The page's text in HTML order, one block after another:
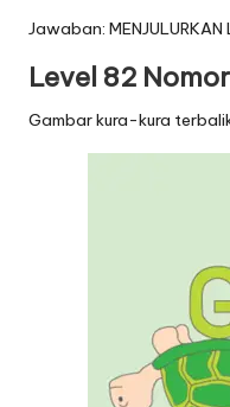
Jawaban: MENJULURKAN
Level 82
Gambar kura-kura